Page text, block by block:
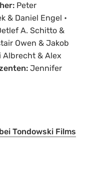
Peter
& Daniel Engel •
A. Schitto &
Owen & Jakob
Albrecht & Alex
Jennifer
Tondowski Films